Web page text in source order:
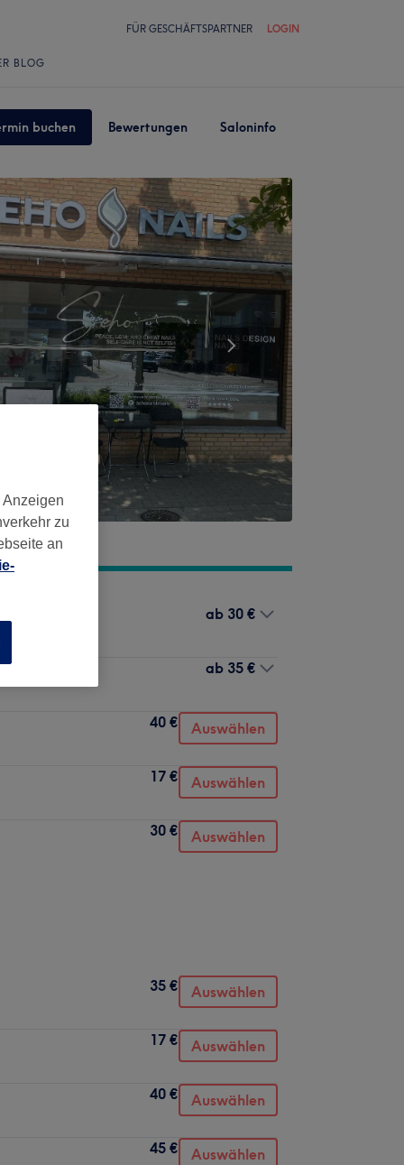
FÜR GESCHÄFTSPARTNER LOGIN
BLOG
buchen Bewertungen Saloninfo
ab 30 €
ab 35 €
40 € Auswählen
17 € Auswählen
30 € Auswählen
35 € Auswählen
17 € Auswählen
40 € Auswählen
45 € Auswählen
zu
an